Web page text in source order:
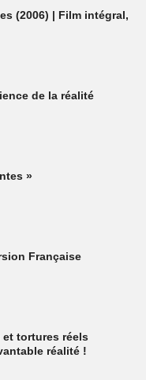
(2006) | Film intégral,
de la réalité
»
Française
tortures réels
réalité !